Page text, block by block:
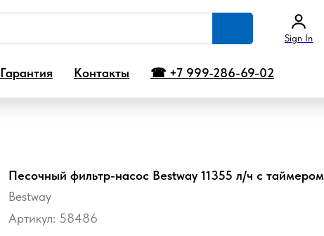
Sign In
Гарантия Контакты ☎ +7 999-286-69-02
Песочный фильтр-насос Bestway 11355 л/ч с таймером
Bestway
Артикул: 58486